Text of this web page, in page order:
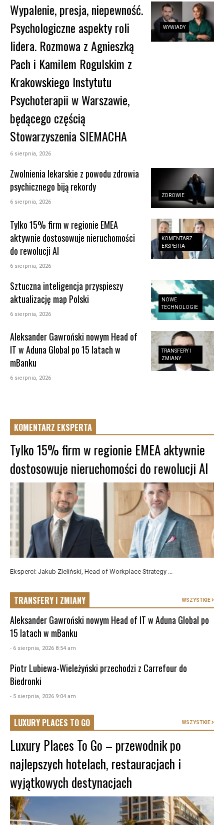
WYWIADY
Wypalenie, presja, niepewność.
Psychologiczne aspekty roli
lidera. Rozmowa z Agnieszką
Pach i Kamilem Rogulskim z
Krakowskiego Instytutu
Psychoterapii w Warszawie,
będącego częścią
Stowarzyszenia SIEMACHA
6 sierpnia, 2026
ZDROWIE
Zwolnienia lekarskie z powodu zdrowia
psychicznego biją rekordy
6 sierpnia, 2026
KOMENTARZ
EKSPERTA
Tylko 15% firm w regionie EMEA
aktywnie dostosowuje nieruchomości
do rewolucji AI
6 sierpnia, 2026
NOWE
TECHNOLOGIE
Sztuczna inteligencja przyspieszy
aktualizację map Polski
6 sierpnia, 2026
TRANSFERY I
ZMIANY
Aleksander Gawroński nowym Head of
IT w Aduna Global po 15 latach w
mBanku
6 sierpnia, 2026
KOMENTARZ EKSPERTA
Tylko 15% firm w regionie EMEA aktywnie
dostosowuje nieruchomości do rewolucji AI
Eksperci: Jakub Zieliński, Head of Workplace Strategy ...
TRANSFERY I ZMIANY WSZYSTKIE
Aleksander Gawroński nowym Head of IT w Aduna Global po
15 latach w mBanku
- 6 sierpnia, 2026 8:54 am
Piotr Lubiewa-Wieleżyński przechodzi z Carrefour do
Biedronki
- 5 sierpnia, 2026 9:04 am
LUXURY PLACES TO GO WSZYSTKIE
Luxury Places To Go – przewodnik po
najlepszych hotelach, restauracjach i
wyjątkowych destynacjach